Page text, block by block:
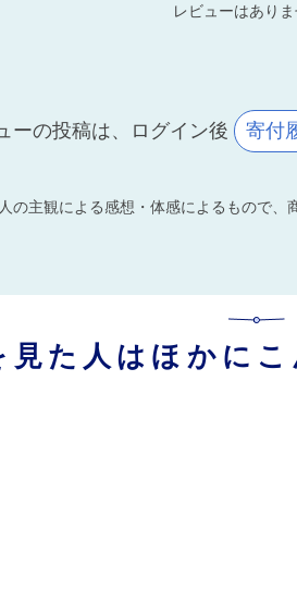
レビューはありま
ーの投稿は、ログイン後 寄付
の主観による感想・体感によるもので、
見た人はほかに